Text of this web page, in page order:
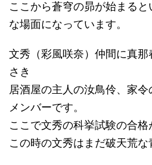
ここから蒼穹の昴が始まる
な場面になっています。
文秀（彩風咲奈）仲間に真
さき
居酒屋の主人の汝鳥伶、家
メンバーです。
ここで文秀の科挙試験の合格
この時の文秀はまだ破天荒な